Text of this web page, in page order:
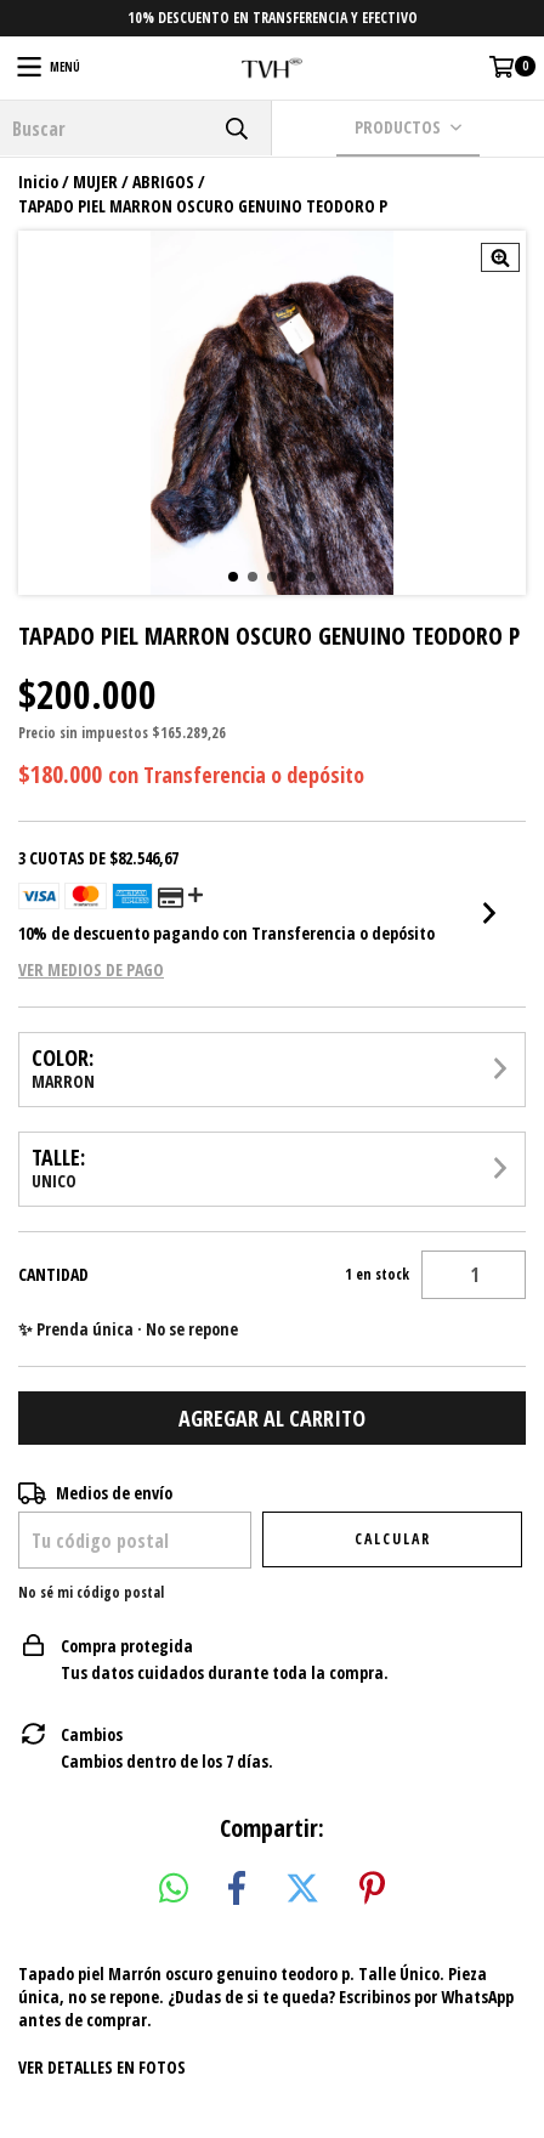
10% DESCUENTO EN TRANSFERENCIA Y EFECTIVO
MENÚ 0
PRODUCTOS
Inicio/ MUJER/ABRIGOS /
TAPADO PIEL MARRON OSCURO GENUINO TEODORO P
TAPADO PIEL MARRON OSCURO GENUINO TEODORO P
$200.000
Precio sin impuestos $165.289,26
$180.000 con Transferencia o depósito
3 CUOTAS DE $82.546,67
10% de descuento pagando con Transferencia o depósito
VER MEDIOS DE PAGO
COLOR:
MARRON
TALLE:
UNICO
CANTIDAD 1 en stock
✨ Prenda única · No se repone
Entregas para el CP:
Medios de envío
CALCULAR
No sé mi código postal
Compra protegida
Tus datos cuidados durante toda la compra.
Cambios
Cambios dentro de los 7 días.
Compartir:
Tapado piel Marrón oscuro genuino teodoro p. Talle Único. Pieza
única, no se repone. ¿Dudas de si te queda? Escribinos por WhatsApp
antes de comprar.
VER DETALLES EN FOTOS